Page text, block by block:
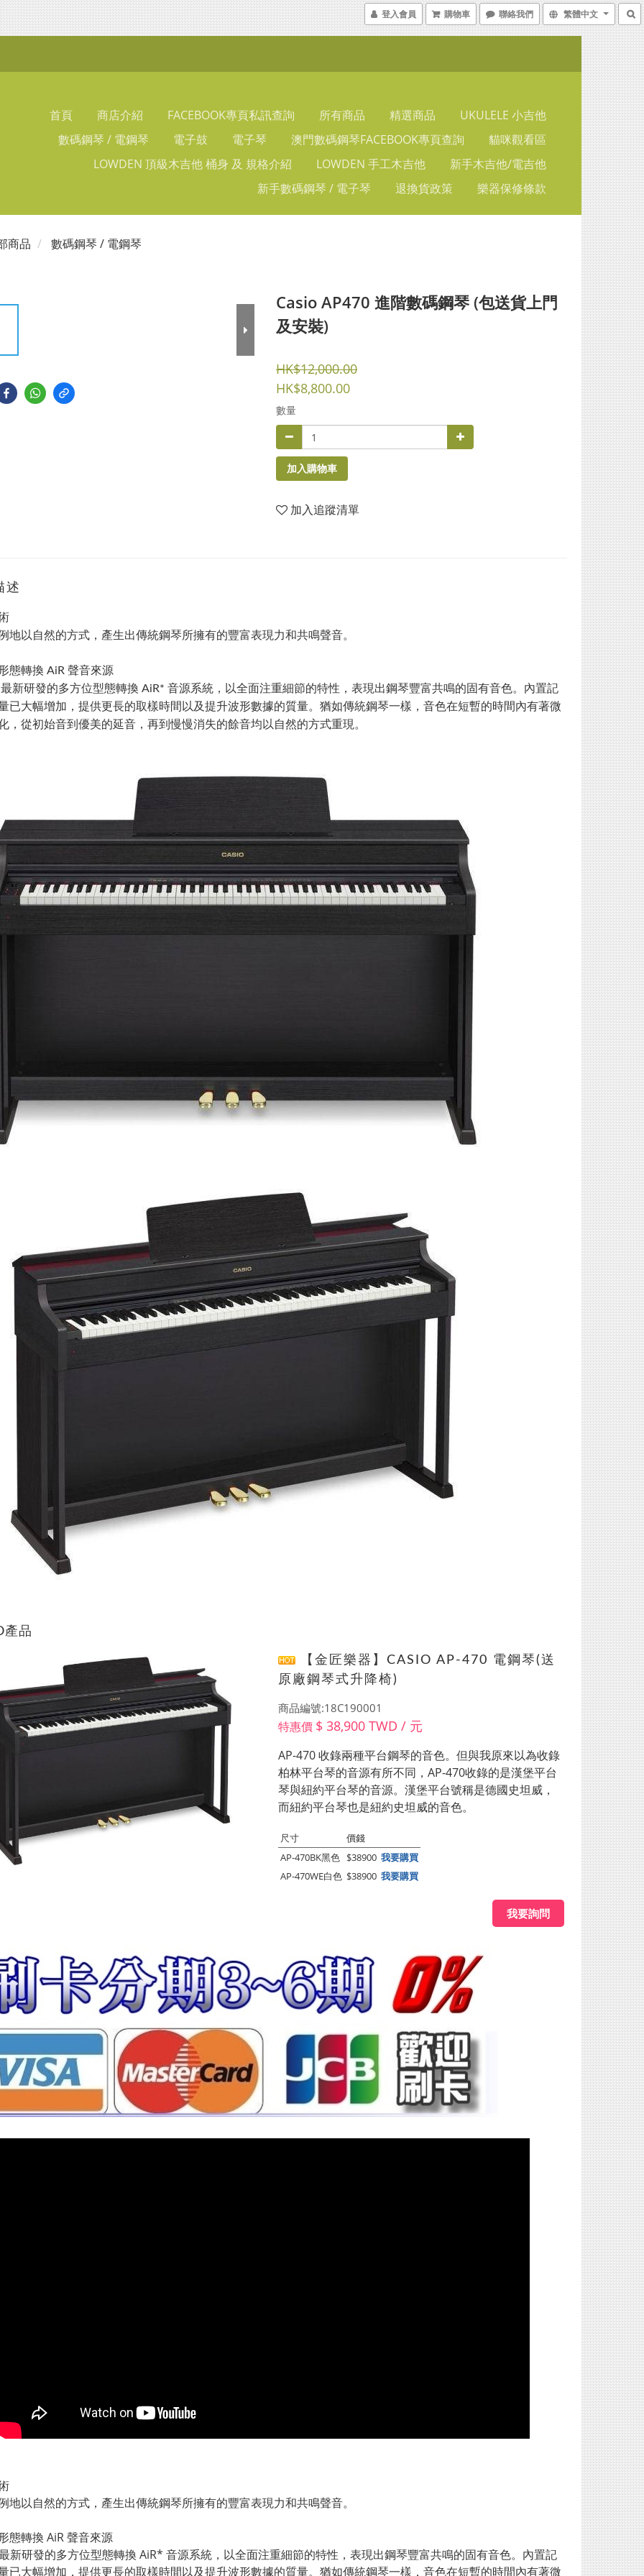
登入會員 購物車 聯絡我們 繁體中文
首頁 商店介紹 FACEBOOK專頁私訊查詢 所有商品 精選商品
UKULELE 小吉他
數碼鋼琴 / 電鋼琴
電子鼓 電子琴 澳門數碼鋼琴FACEBOOK專頁查詢
貓咪觀看區
LOWDEN 頂級木吉他 桶身 及 規格介紹
LOWDEN 手工木吉他
新手木吉他/電吉他
新手數碼鋼琴 / 電子琴
退換貨政策 樂器保修條款
商品 數碼鋼琴 / 電鋼琴
Casio AP470 進階數碼鋼琴 (包送貨上門
及安裝)
HK$12,000.00
HK$8,800.00
數量
加入購物車
加入追蹤清單
述
地以自然的方式，產生出傳統鋼琴所擁有的豐富表現力和共鳴聲音。
態轉換 AiR 聲音來源
新研發的多方位型態轉換 AiR* 音源系統，以全面注重細節的特性，表現出鋼琴豐富共鳴的固有音色。內置記
已大幅增加，提供更長的取樣時間以及提升波形數據的質量。猶如傳統鋼琴一樣，音色在短暫的時間內有著微
，從初始音到優美的延音，再到慢慢消失的餘音均以自然的方式重現。
產品
【金匠樂器】CASIO AP-470 電鋼琴(送
原廠鋼琴式升降椅)
商品編號:18C190001
特惠價 $ 38,900 TWD / 元
AP-470 收錄兩種平台鋼琴的音色。但與我原來以為收錄
柏林平台琴的音源有所不同，AP-470收錄的是漢堡平台
琴與紐約平台琴的音源。漢堡平台號稱是德國史坦威，
而紐約平台琴也是紐約史坦威的音色。
尺寸
價錢
AP-470BK黑色 $38900 我要購買
AP-470WE白色 $38900 我要購買
我要詢問
地以自然的方式，產生出傳統鋼琴所擁有的豐富表現力和共鳴聲音。
態轉換 AiR 聲音來源
新研發的多方位型態轉換 AiR* 音源系統，以全面注重細節的特性，表現出鋼琴豐富共鳴的固有音色。內置記
已大幅增加，提供更長的取樣時間以及提升波形數據的質量。猶如傳統鋼琴一樣，音色在短暫的時間內有著微